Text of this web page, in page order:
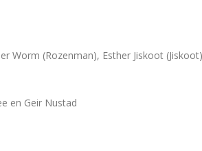
Worm (Rozenman), Esther Jiskoot
en Geir Nustad